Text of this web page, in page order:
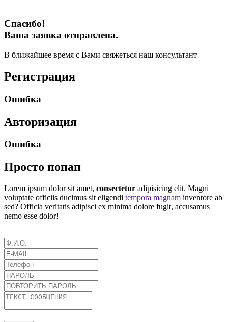
Спасибо!
Ваша заявка отправлена.
В ближайшее время с Вами свяжеться наш консультант
Регистрация
Ошибка
Авторизация
Ошибка
Просто попап
Lorem ipsum dolor sit amet, consectetur adipisicing elit. Magni
voluptate officiis ducimus sit eligendi tempora magnam inventore ab
sed? Officia veritatis adipisci ex minima dolore fugit, accusamus
nemo esse dolor!